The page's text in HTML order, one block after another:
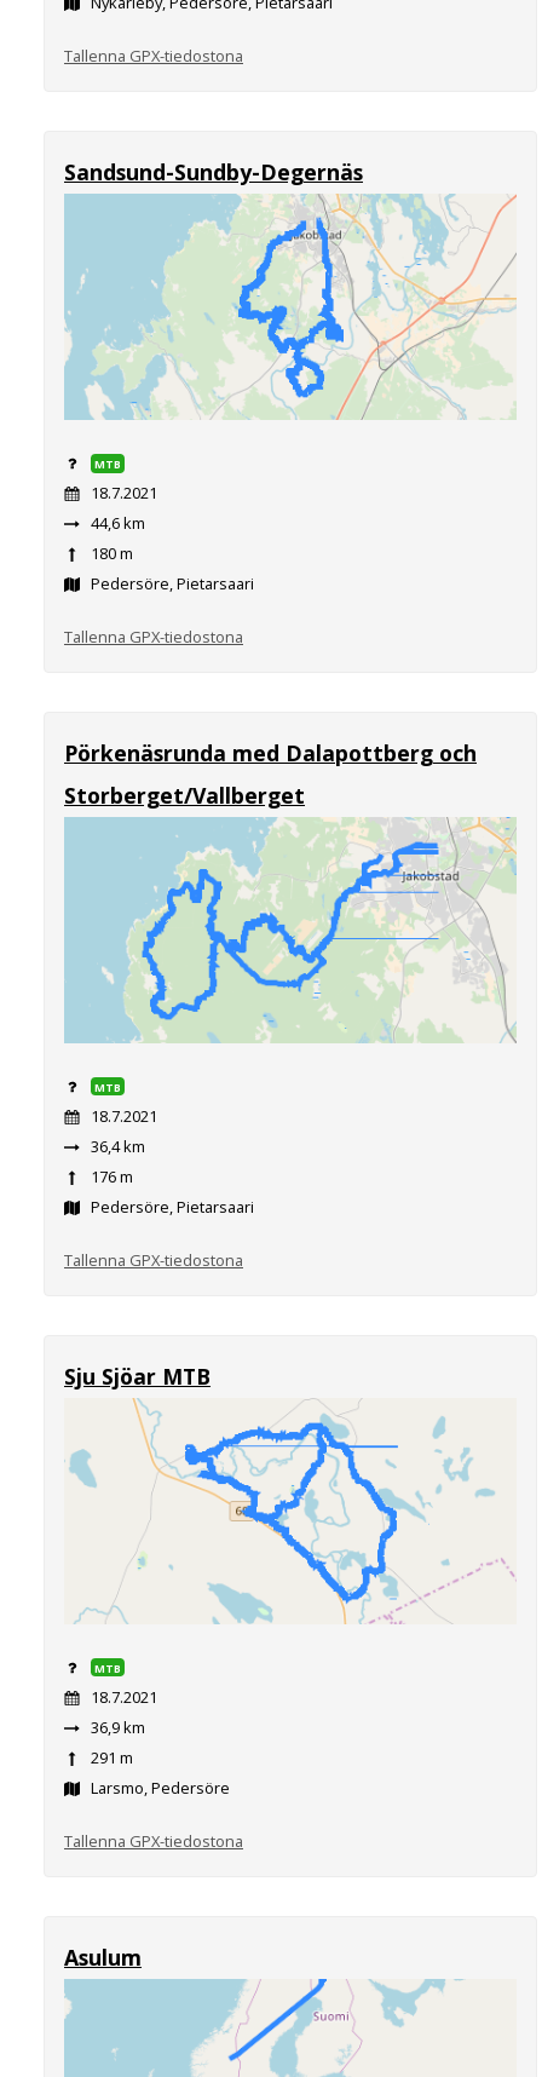
Tallenna GPX-tiedostona
Sandsund-Sundby-Degernäs
MTB
18.7.2021
44,6 km
180 m
Pedersöre, Pietarsaari
Tallenna GPX-tiedostona
Pörkenäsrunda med Dalapottberg och
Storberget/Vallberget
MTB
18.7.2021
36,4 km
176 m
Pedersöre, Pietarsaari
Tallenna GPX-tiedostona
Sju Sjöar MTB
MTB
18.7.2021
36,9 km
291 m
Larsmo, Pedersöre
Tallenna GPX-tiedostona
Asulum